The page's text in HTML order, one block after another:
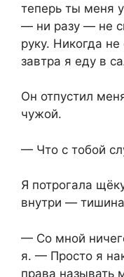
теперь ты меня
— ни разу — не
руку. Никогда
завтра я еду в
Он отпустил
чужой.
— Что с тобой
Я потрогала
внутри —
— Со мной
я. — Просто я
права